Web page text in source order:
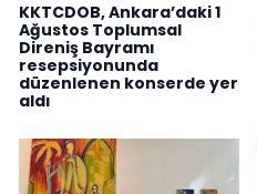
KKTCDOB, Ankara’daki 1
Ağustos Toplumsal
Direniş Bayramı
resepsiyonunda
düzenlenen konserde yer
aldı